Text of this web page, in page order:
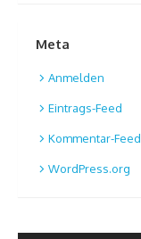
Meta
Anmelden
Eintrags-Feed
Kommentar-Feed
WordPress.org